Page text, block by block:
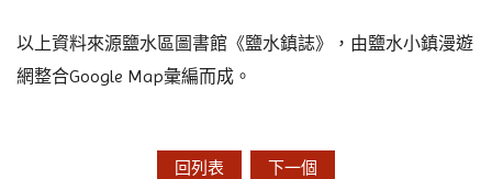
以上資料來源鹽水區圖書館《鹽水鎮誌》，由鹽水小鎮漫遊
網整合Google Map彙編而成。
回列表 下一個